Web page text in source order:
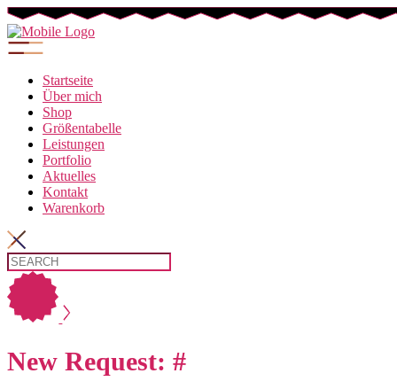
Startseite
Über mich
Shop
Größentabelle
Leistungen
Portfolio
Aktuelles
Kontakt
Warenkorb
New Request: #